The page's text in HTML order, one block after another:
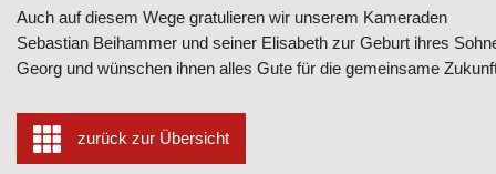
Auch auf diesem Wege gratulieren wir unserem Kameraden
Sebastian Beihammer und seiner Elisabeth zur Geburt ihres
Georg und wünschen ihnen alles Gute für die gemeinsame
zurück zur Übersicht